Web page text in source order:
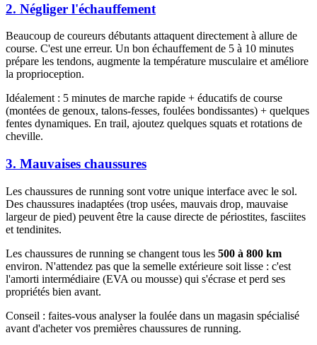
2. Négliger l'échauffement
Beaucoup de coureurs débutants attaquent directement à allure de
course. C'est une erreur. Un bon échauffement de 5 à 10 minutes
prépare les tendons, augmente la température musculaire et améliore
la proprioception.
Idéalement : 5 minutes de marche rapide + éducatifs de course
(montées de genoux, talons-fesses, foulées bondissantes) + quelques
fentes dynamiques. En trail, ajoutez quelques squats et rotations de
cheville.
3. Mauvaises chaussures
Les chaussures de running sont votre unique interface avec le sol.
Des chaussures inadaptées (trop usées, mauvais drop, mauvaise
largeur de pied) peuvent être la cause directe de périostites, fasciites
et tendinites.
Les chaussures de running se changent tous les 500 à 800 km
environ. N'attendez pas que la semelle extérieure soit lisse : c'est
l'amorti intermédiaire (EVA ou mousse) qui s'écrase et perd ses
propriétés bien avant.
Conseil : faites-vous analyser la foulée dans un magasin spécialisé
avant d'acheter vos premières chaussures de running.